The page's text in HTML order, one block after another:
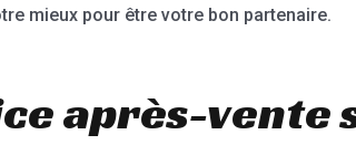
mieux pour être votre bon partenaire.
après-vente